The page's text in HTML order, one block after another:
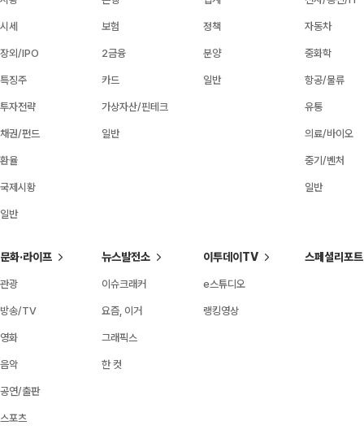
시세
장외/IPO
특징주
투자전략
채권/펀드
환율
국제시황
일반
보험
2금융
카드
가상자산/핀테크
일반
정책
분양
일반
자동차
중화학
항공/물류
유통
의료/바이오
중기/벤처
일반
문화·라이프
관광
방송/TV
영화
음악
공연/출판
스포츠
뉴스발전소
이슈크래커
요즘, 이거
그래픽스
한 컷
이투데이TV
e스튜디오
랭킹영상
스페셜리포트